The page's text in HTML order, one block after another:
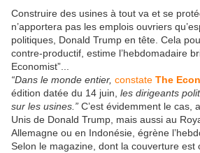
Construire des usines à tout va et se
n’apportera pas les emplois ouvriers
politiques, Donald Trump en tête. Cela
contre-productif, estime l’hebdomadaire
Economist”...
“Dans le monde entier, constate The
édition datée du 14 juin, les dirigeants
sur les usines.” C’est évidemment le cas,
Unis de Donald Trump, mais aussi au
Allemagne ou en Indonésie, égrène
Selon le magazine, dont la couverture est